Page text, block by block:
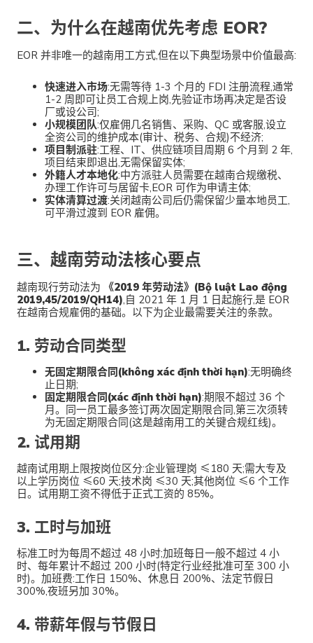
二、为什么在越南优先考虑 EOR?
EOR 并非唯一的越南用工方式,但在以下典型场景中价值最高:
快速进入市场:无需等待 1-3 个月的 FDI 注册流程,通常
1-2 周即可让员工合规上岗,先验证市场再决定是否设
厂或设公司;
小规模团队:仅雇佣几名销售、采购、QC 或客服,设立
全资公司的维护成本(审计、税务、合规)不经济;
项目制派驻:工程、IT、供应链项目周期 6 个月到 2 年,
项目结束即退出,无需保留实体;
外籍人才本地化:中方派驻人员需要在越南合规缴税、
办理工作许可与居留卡,EOR 可作为申请主体;
实体清算过渡:关闭越南公司后仍需保留少量本地员工,
可平滑过渡到 EOR 雇佣。
三、越南劳动法核心要点
越南现行劳动法为
《2019 年劳动法》(Bộ luật Lao động
2019,45/2019/QH14),自 2021 年 1 月 1 日起施行,是 EOR
在越南合规雇佣的基础。以下为企业最需要关注的条款。
1. 劳动合同类型
无固定期限合同(không xác định thời hạn):无明确终
止日期;
固定期限合同(xác định thời hạn):期限不超过 36 个
月。同一员工最多签订两次固定期限合同,第三次须转
为无固定期限合同(这是越南用工的关键合规红线)。
2. 试用期
越南试用期上限按岗位区分:企业管理岗 ≤180 天;需大专及
以上学历岗位 ≤60 天;技术岗 ≤30 天;其他岗位 ≤6 个工作
日。试用期工资不得低于正式工资的 85%。
3. 工时与加班
标准工时为每周不超过 48 小时;加班每日一般不超过 4 小
时、每年累计不超过 200 小时(特定行业经批准可至 300 小
时)。加班费:工作日 150%、休息日 200%、法定节假日
300%,夜班另加 30%。
4. 带薪年假与节假日